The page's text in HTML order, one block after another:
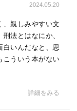
2024.05.20
、親しみやすい文
法とはなにか、
白いんだなと、思
こういう本がない
詳細をみる